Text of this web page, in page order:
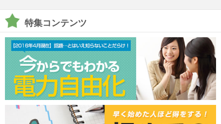
特集コンテンツ